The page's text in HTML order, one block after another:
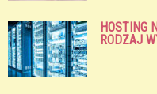
HOSTING
RODZAJ